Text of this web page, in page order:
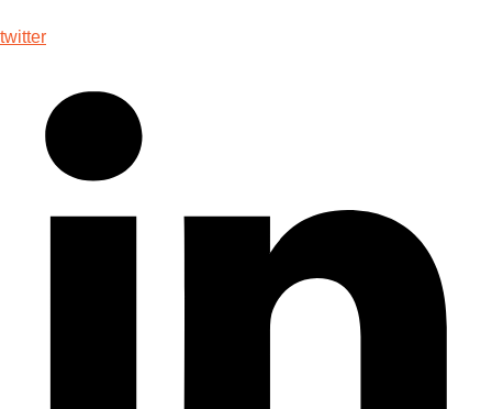
twitter